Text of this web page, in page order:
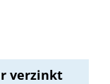
verzinkt